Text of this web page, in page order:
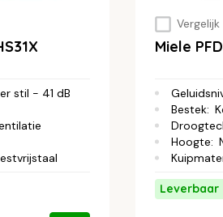
stil - 41 dB
Vergelijk
Miele
Bestek:
Hoogte:
Leverbaar